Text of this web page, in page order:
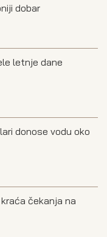
dobar
letnje dane
donose vodu oko
čekanja na